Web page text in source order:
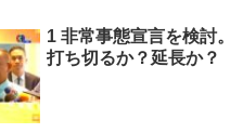
1 非常事態宣言を検討
打ち切るか？延長か？